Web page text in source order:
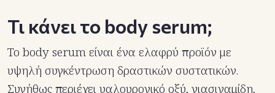
Τι κάνει το body serum;
Το body serum είναι ένα ελαφρύ προϊόν με
υψηλή συγκέντρωση δραστικών συστατικών.
Συνήθως περιέχει υαλουρονικό οξύ, νιασιναμίδη,